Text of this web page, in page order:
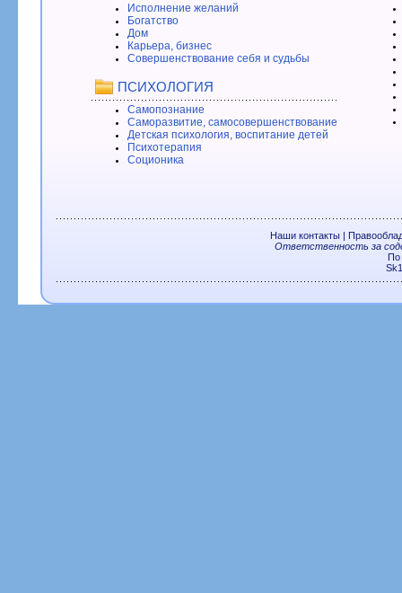
Исполнение желаний
Богатство
Дом
Карьера, бизнес
Совершенствование себя и судьбы
ПСИХОЛОГИЯ
Самопознание
Саморазвитие, самосовершенствование
Детская психология, воспитание детей
Психотерапия
Соционика
Наши контакты|
Ответственность за
По